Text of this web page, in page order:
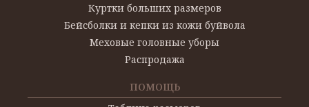
Куртки больших размеров
Бейсболки и кепки из кожи буйвола
Меховые головные уборы
Распродажа
ПОМОЩЬ